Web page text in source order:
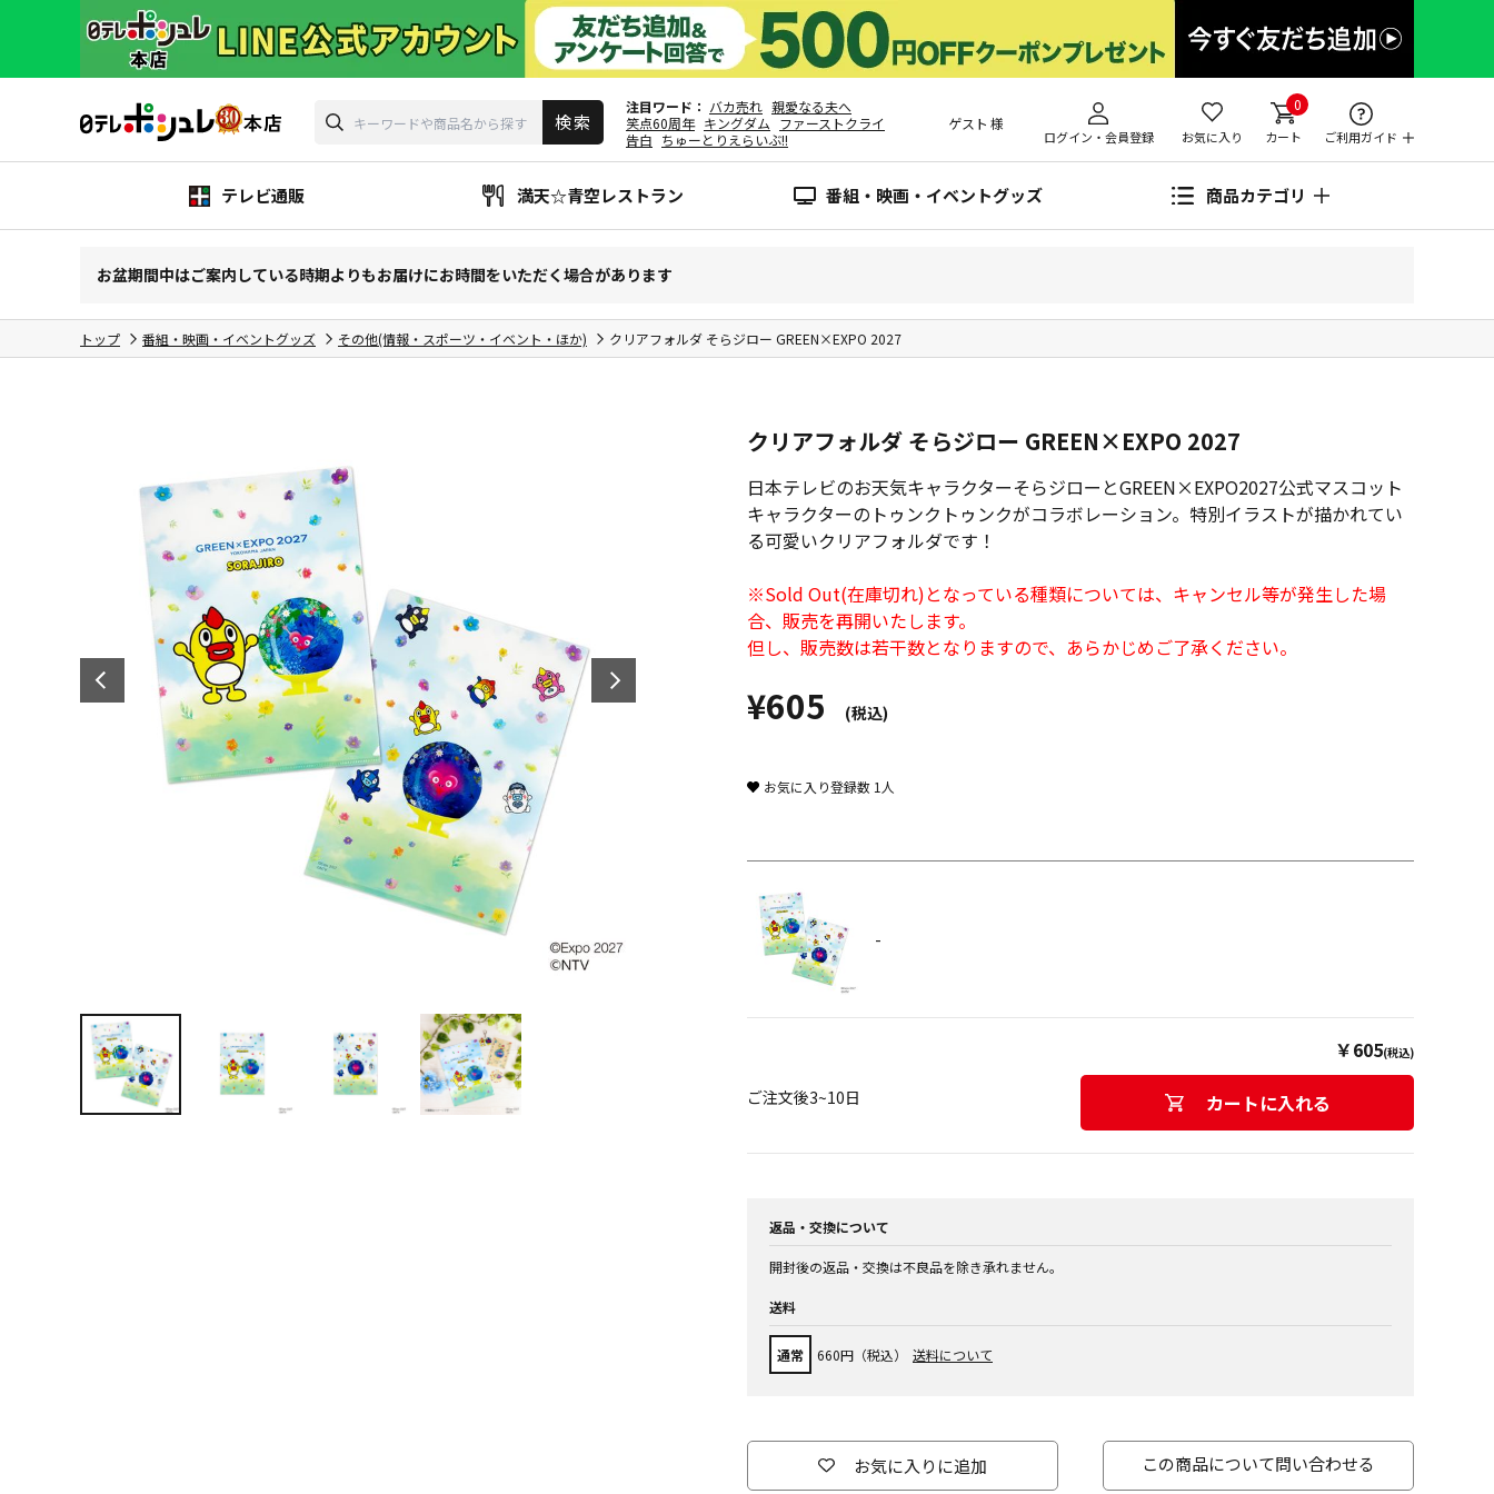
注目ワード バカ売れ 親愛なる夫へ
笑点60周年 キングダム ファーストクライ
告白 ちゅーとりえらいぶ!!
ゲスト 様
ログイン・会員登録 お気に入り
0
カート ご利用ガイド
テレビ通販 満天☆青空レストラン 番組・映画・イベントグッズ 商品カテゴリ
お盆期間中はご案内している時期よりもお届けにお時間をいただく場合があります
トップ 番組・映画・イベントグッズ その他(情報・スポーツ・イベント・ほか) クリアフォルダ そらジロー GREEN×EXPO 2027
クリアフォルダ そらジロー GREEN×EXPO 2027
日本テレビのお天気キャラクターそらジローとGREEN×EXPO2027公式マスコット
キャラクターのトゥンクトゥンクがコラボレーション。特別イラストが描かれてい
る可愛いクリアフォルダです！
※Sold Out(在庫切れ)となっている種類については、キャンセル等が発生した場
合、販売を再開いたします。
但し、販売数は若干数となりますので、あらかじめご了承ください。
¥605 (税込)
お気に入り登録数 1 人
-
￥605(税込)
ご注文後3~10日 カートに入れる
返品・交換について
開封後の返品・交換は不良品を除き承れません。
送料
通常 660円（税込） 送料について
お気に入りに追加 この商品について問い合わせる